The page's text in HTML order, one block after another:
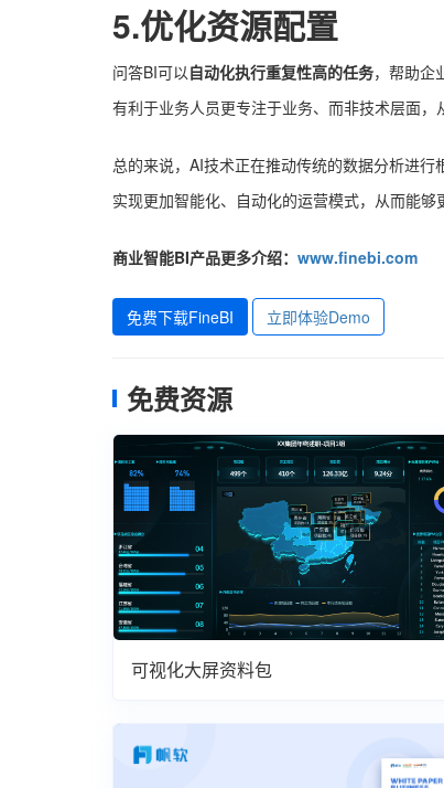
5.优化资源配置
问答BI可以自动化执行重复性高的任务，帮助企
有利于业务人员更专注于业务、而非技术层面，
总的来说，AI技术正在推动传统的数据分析进行
实现更加智能化、自动化的运营模式，从而能够
商业智能BI产品更多介绍： www.finebi.com
免费下载FineBI 立即体验Demo
免费资源
可视化大屏资料包